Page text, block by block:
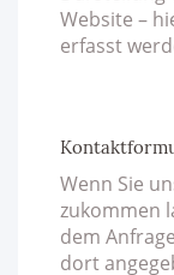
Website –
erfasst
Wenn Sie
zukommen
dem
dort